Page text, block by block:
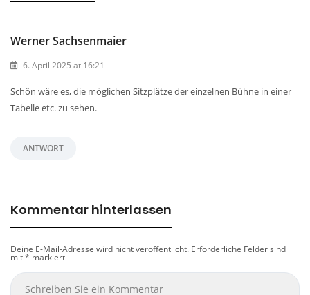
Werner Sachsenmaier
6. April 2025 at 16:21
Schön wäre es, die möglichen Sitzplätze der einzelnen Bühne in einer
Tabelle etc. zu sehen.
ANTWORT
Kommentar hinterlassen
Deine E-Mail-Adresse wird nicht veröffentlicht. Erforderliche Felder sind
mit* markiert